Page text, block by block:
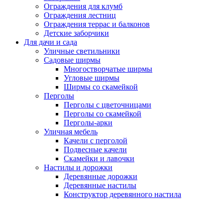
Ограждения для клумб
Ограждения лестниц
Ограждения террас и балконов
Детские заборчики
Для дачи и сада
Уличные светильники
Садовые ширмы
Многостворчатые ширмы
Угловые ширмы
Ширмы со скамейкой
Перголы
Перголы с цветочницами
Перголы со скамейкой
Перголы-арки
Уличная мебель
Качели с перголой
Подвесные качели
Скамейки и лавочки
Настилы и дорожки
Деревянные дорожки
Деревянные настилы
Конструктор деревянного настила